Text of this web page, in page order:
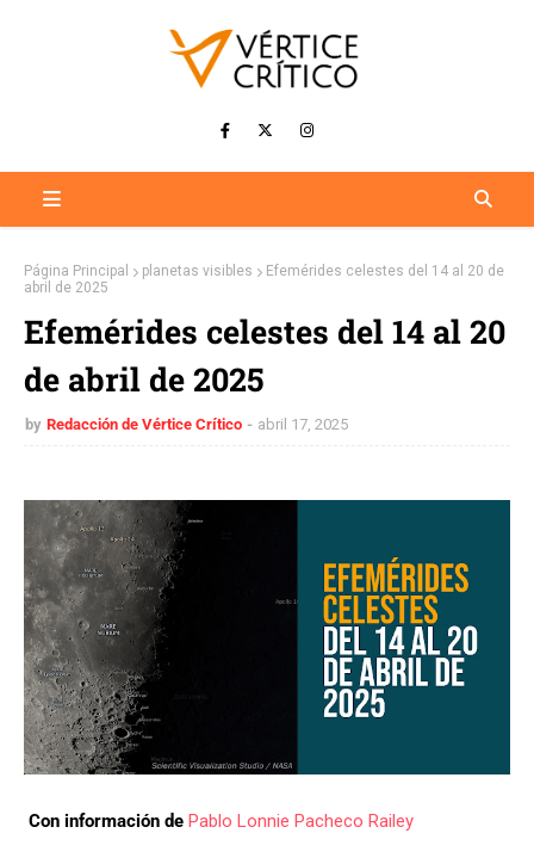
Página Principal planetas visibles
Efemérides celestes del 14 al 20 de
abril de 2025
Efemérides celestes del 14 al 20
de abril de 2025
by Redacción de Vértice Crítico abril 17, 2025
Con información de Pablo Lonnie Pacheco Railey